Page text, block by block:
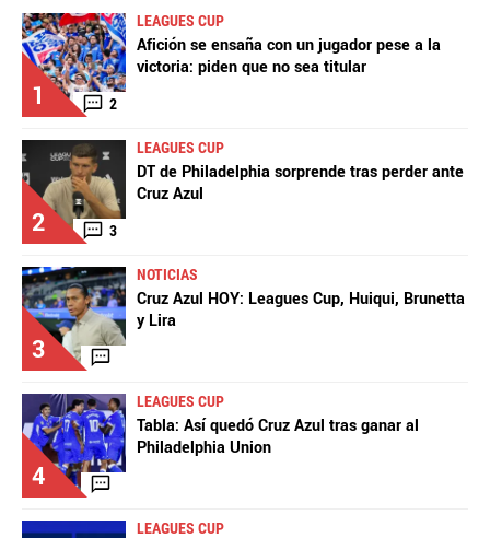
1 2
LEAGUES CUP
Afición se ensaña con un jugador pese a la
victoria: piden que no sea titular
2 3
LEAGUES CUP
DT de Philadelphia sorprende tras perder ante
Cruz Azul
3
NOTICIAS
Cruz Azul HOY: Leagues Cup, Huiqui, Brunetta
y Lira
4
LEAGUES CUP
Tabla: Así quedó Cruz Azul tras ganar al
Philadelphia Union
LEAGUES CUP